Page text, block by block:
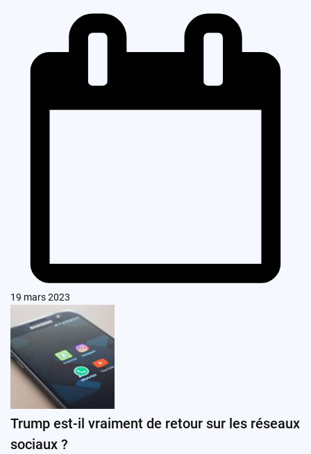
19 mars 2023
Trump est-il vraiment de retour sur les réseaux
sociaux ?